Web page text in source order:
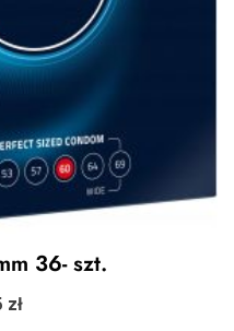
36- szt.
zł